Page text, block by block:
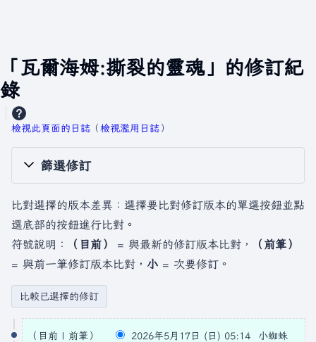
「瓦爾海姆:撕裂的靈魂」的修訂紀
錄
檢視此頁面的日誌 ​（檢視濫用日誌）
篩選修訂
比對選擇的版本差異：選擇要比對修訂版本的單選按鈕並點
選底部的按鈕進行比對。
符號說明：
（目前） = 與最新的修訂版本比對，
（前筆）
= 與前一筆修訂版本比對， 小 = 次要修訂。
2
目前 前筆 2026年5月17日 (日) 05:14
小蜘蛛